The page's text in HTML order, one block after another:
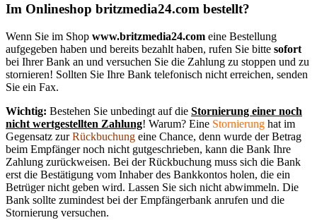
Im Onlineshop britzmedia24.com bestellt?
Wenn Sie im Shop www.britzmedia24.com eine Bestellung
aufgegeben haben und bereits bezahlt haben, rufen Sie bitte sofort
bei Ihrer Bank an und versuchen Sie die Zahlung zu stoppen und zu
stornieren! Sollten Sie Ihre Bank telefonisch nicht erreichen, senden
Sie ein Fax.
Wichtig: Bestehen Sie unbedingt auf die Stornierung einer noch
nicht wertgestellten Zahlung! Warum? Eine Stornierung hat im
Gegensatz zurRückbuchung eine Chance, denn wurde der Betrag
beim Empfänger noch nicht gutgeschrieben, kann die Bank Ihre
Zahlung zurückweisen. Bei der Rückbuchung muss sich die Bank
erst die Bestätigung vom Inhaber des Bankkontos holen, die ein
Betrüger nicht geben wird. Lassen Sie sich nicht abwimmeln. Die
Bank sollte zumindest bei der Empfängerbank anrufen und die
Stornierung versuchen.